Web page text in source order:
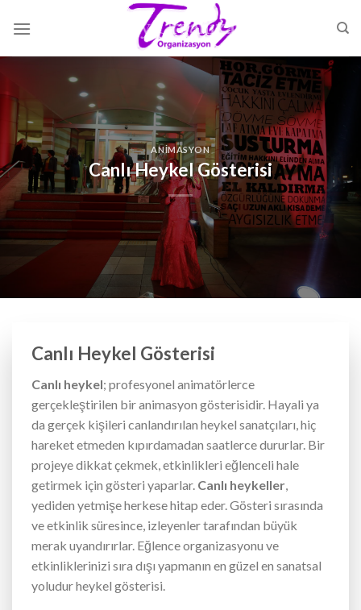
ANIMASYON
Canlı Heykel Gösterisi
Canlı Heykel Gösterisi
Canlı heykel; profesyonel animatörlerce
gerçekleştirilen bir animasyon gösterisidir. Hayali ya
da gerçek kişileri canlandırılan heykel sanatçıları, hiç
hareket etmeden kıpırdamadan saatlerce dururlar. Bir
projeye dikkat çekmek, etkinlikleri eğlenceli hale
getirmek için gösteri yaparlar. Canlı heykeller,
yediden yetmişe herkese hitap eder. Gösteri sırasında
ve etkinlik süresince, izleyenler tarafından büyük
merak uyandırırlar. Eğlence organizasyonu ve
etkinliklerinizi sıra dışı yapmanın en güzel en sanatsal
yoludur heykel gösterisi.